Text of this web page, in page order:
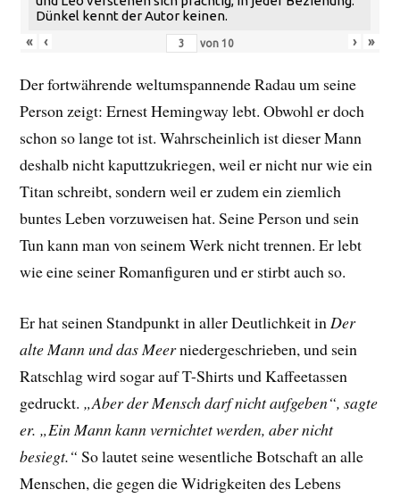
Dünkel kennt der Autor keinen.
«
‹ von 10 › »
Der fortwährende weltumspannende Radau um seine
Person zeigt: Ernest Hemingway lebt. Obwohl er doch
schon so lange tot ist. Wahrscheinlich ist dieser Mann
deshalb nicht kaputtzukriegen, weil er nicht nur wie ein
Titan schreibt, sondern weil er zudem ein ziemlich
buntes Leben vorzuweisen hat. Seine Person und sein
Tun kann man von seinem Werk nicht trennen. Er lebt
wie eine seiner Romanfiguren und er stirbt auch so.
Er hat seinen Standpunkt in aller Deutlichkeit inDer
alte Mann und das Meerniedergeschrieben, und sein
Ratschlag wird sogar auf T-Shirts und Kaffeetassen
gedruckt. „Aber der Mensch darf nicht aufgeben“, sagte
er. „Ein Mann kann vernichtet werden, aber nicht
besiegt.“So lautet seine wesentliche Botschaft an alle
Menschen, die gegen die Widrigkeiten des Lebens